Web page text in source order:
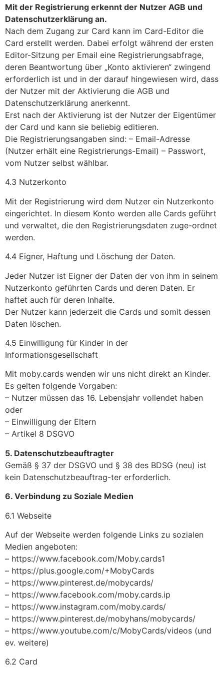
Mit der Registrierung erkennt der Nutzer AGB und
Datenschutzerklärung an.
Nach dem Zugang zur Card kann im Card-Editor die
Card erstellt werden. Dabei erfolgt während der ersten
Editor-Sitzung per Email eine Registrierungsabfrage,
deren Beantwortung über „Konto aktivieren“ zwingend
erforderlich ist und in der darauf hingewiesen wird, dass
der Nutzer mit der Aktivierung die AGB und
Datenschutzerklärung anerkennt.
Erst nach der Aktivierung ist der Nutzer der Eigentümer
der Card und kann sie beliebig editieren.
Die Registrierungsangaben sind: – Email-Adresse
(Nutzer erhält eine Registrierungs-Email) – Passwort,
vom Nutzer selbst wählbar.
4.3 Nutzerkonto
Mit der Registrierung wird dem Nutzer ein Nutzerkonto
eingerichtet. In diesem Konto werden alle Cards geführt
und verwaltet, die den Registrierungsdaten zuge-ordnet
werden.
4.4 Eigner, Haftung und Löschung der Daten.
Jeder Nutzer ist Eigner der Daten der von ihm in seinem
Nutzerkonto geführten Cards und deren Daten. Er
haftet auch für deren Inhalte.
Der Nutzer kann jederzeit die Cards und somit dessen
Daten löschen.
4.5 Einwilligung für Kinder in der
Informationsgesellschaft
Mit moby.cards wenden wir uns nicht direkt an Kinder.
Es gelten folgende Vorgaben:
– Nutzer müssen das 16. Lebensjahr vollendet haben
oder
– Einwilligung der Eltern
– Artikel 8 DSGVO
5. Datenschutzbeauftragter
Gemäß § 37 der DSGVO und § 38 des BDSG (neu) ist
kein Datenschutzbeauftrag-ter erforderlich.
6. Verbindung zu Soziale Medien
6.1 Webseite
Auf der Webseite werden folgende Links zu sozialen
Medien angeboten:
– https://www.facebook.com/Moby.cards1
– https://plus.google.com/+MobyCards
– https://www.pinterest.de/mobycards/
– https://www.facebook.com/moby.cards.ip
– https://www.instagram.com/moby.cards/
– https://www.pinterest.de/mobyhans/mobycards/
– https://www.youtube.com/c/MobyCards/videos (und
ev. weitere)
6.2 Card